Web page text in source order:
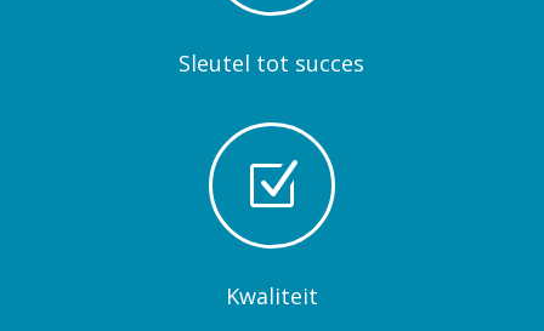
Sleutel tot succes
Z
Kwaliteit